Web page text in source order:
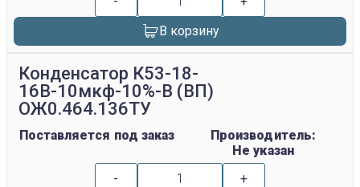
В корзину
Конденсатор К53-18-
16В-10мкф-10%-В (ВП)
ОЖ0.464.136ТУ
Поставляется под заказ
Производитель:
Не указан
-
+